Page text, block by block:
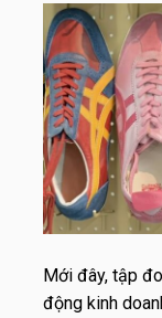
Mới đây, tập
động kinh